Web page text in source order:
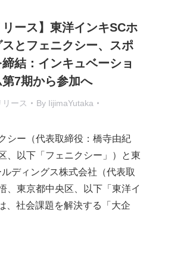
リース】東洋インキSCホ
とフェニクシー、スポ
結：インキュベーショ
7期から参加へ
ース By IijimaYutaka
シー（代表取締役：橋寺由紀
、以下「フェニクシー」）と東
ディングス株式会社（代表取
、東京都中央区、以下「東洋イ
、社会課題を解決する「大企